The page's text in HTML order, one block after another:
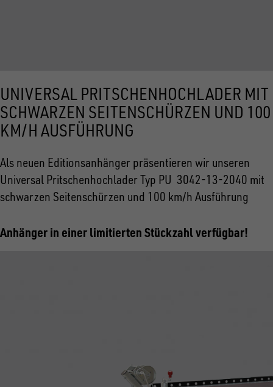
UNIVERSAL PRITSCHENHOCHLADER MIT
SCHWARZEN SEITENSCHÜRZEN UND 100
KM/H AUSFÜHRUNG
Als neuen Editionsanhänger präsentieren wir unseren
Universal Pritschenhochlader Typ PU 3042-13-2040 mit
schwarzen Seitenschürzen und 100 km/h Ausführung
Anhänger in einer limitierten Stückzahl verfügbar!